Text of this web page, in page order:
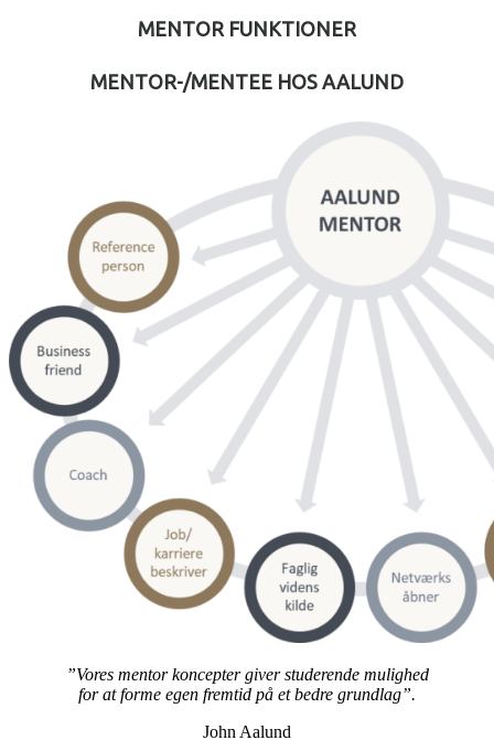
MENTOR FUNKTIONER
MENTOR-/MENTEE HOS AALUND
”Vores mentor koncepter giver studerende mulighed
for at forme egen fremtid på et bedre grundlag”.
John Aalund